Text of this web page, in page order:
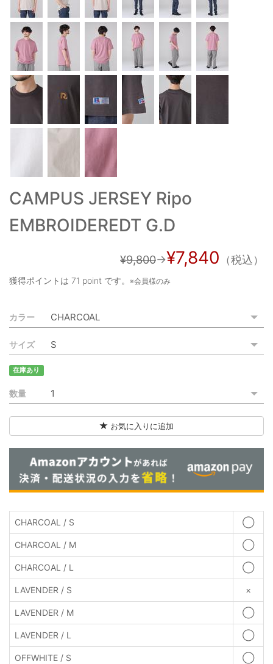
お買い物カゴ
ご利用ガイド
特定商取引法に基づく表記
ご利用規約
お問い合わせ
CAMPUS JERSEY Ripo
EMBROIDEREDT G.D
¥9,800→¥7,840 （税込）
獲得ポイントは 71 point です。 ※会員様のみ
カラー
サイズ
在庫あり
数量
お気に入りに追加
CHARCOAL / S ◯
CHARCOAL / M ◯
CHARCOAL / L ◯
LAVENDER / S ×
LAVENDER / M ◯
LAVENDER / L ◯
OFFWHITE / S ◯